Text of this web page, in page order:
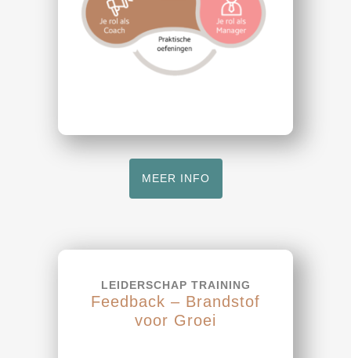
MEER INFO
LEIDERSCHAP TRAINING
Feedback – Brandstof
voor Groei